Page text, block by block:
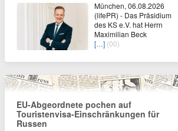
München, 06.08.2026
(lifePR) - Das Präsidium
des KS e.V. hat Herrn
Maximilian Beck
[…] (00)
EU-Abgeordnete pochen auf
Touristenvisa-Einschränkungen für
Russen